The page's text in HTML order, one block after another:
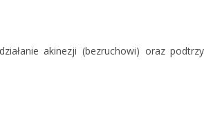
akinezji (bezruchowi) oraz